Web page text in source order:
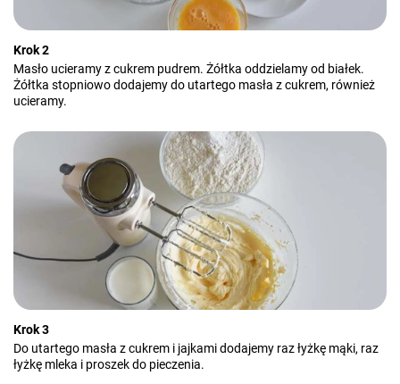
Krok 2
Masło ucieramy z cukrem pudrem. Żółtka oddzielamy od białek.
Żółtka stopniowo dodajemy do utartego masła z cukrem, również
ucieramy.
Krok 3
Do utartego masła z cukrem i jajkami dodajemy raz łyżkę mąki, raz
łyżkę mleka i proszek do pieczenia.